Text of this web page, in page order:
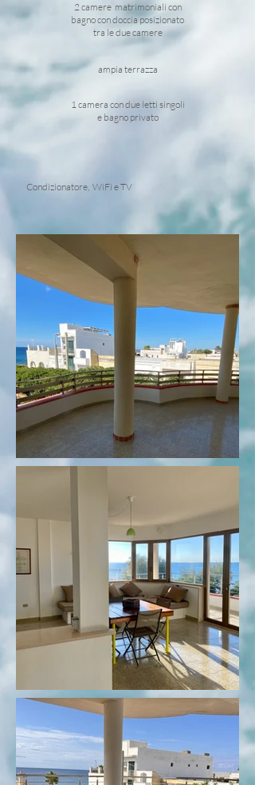
2 camere matrimoniali con
bagno con doccia posizionato
tra le due camere
ampia terrazza
1 camera con due letti singoli
e bagno privato
Condizionatore, WiFi e TV